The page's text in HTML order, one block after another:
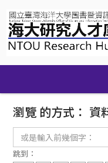
navigation
瀏覽 的方式： 資
跳到：